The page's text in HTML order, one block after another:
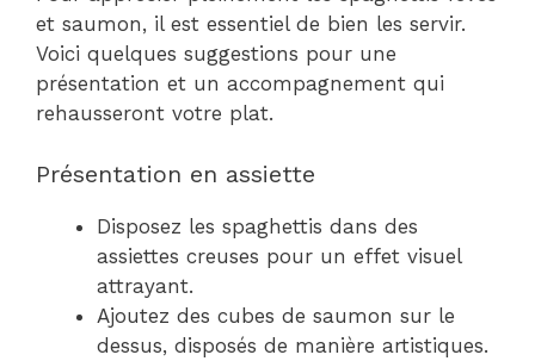
et saumon, il est essentiel de bien les servir.
Voici quelques suggestions pour une
présentation et un accompagnement qui
rehausseront votre plat.
Présentation en assiette
Disposez les spaghettis dans des
assiettes creuses pour un effet visuel
attrayant.
Ajoutez des cubes de saumon sur le
dessus, disposés de manière artistiques.